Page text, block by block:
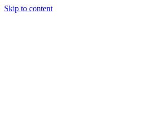
Skip to content